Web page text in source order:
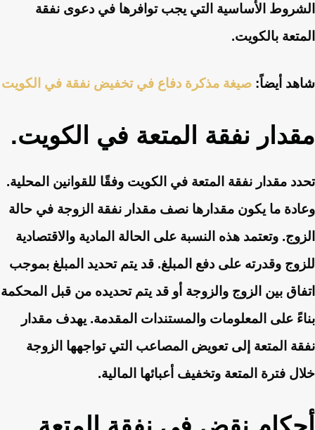
الشروط الأساسية التي يجب توافرها في دعوى نفقة
المتعة بالكويت.
شاهد أيضاً: صيغة مذكرة دفاع في تخفيض نفقة في الكويت
مقدار نفقة المتعة في الكويت.
تحدد مقدار نفقة المتعة في الكويت وفقًا للقوانين المحلية.
وعادة ما يكون مقدارها نصف مقدار نفقة الزوجة في حالة
الزوج. وتعتمد هذه النسبة على الحالة المادية والاقتصادية
للزوج وقدرته على دفع المبلغ. قد يتم تحديد المبلغ بموجب
اتفاق بين الزوج والزوجة أو قد يتم تحديده من قبل المحكمة
بناءً على المعلومات والمستندات المقدمة. يهدف مقدار
نفقة المتعة إلى تعويض المصاعب التي تواجهها الزوجة
خلال فترة المتعة وتخفيف أعبائها المالية.